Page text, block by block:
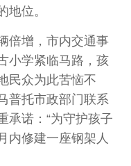
地位。
增，市内交通事
小学紧临马路，孩
民众为此苦恼不
普托市政部门联系
承诺：“为守护孩子
内修建一座钢架人